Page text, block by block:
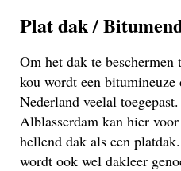
Plat dak /
Om het dak te beschermen
kou wordt een
Nederland veelal
Alblasserdam kan hier
hellend dak als een
wordt ook wel dakleer